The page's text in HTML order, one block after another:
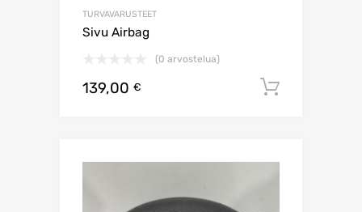
TURVAVARUSTEET
Sivu Airbag
(0 arvostelua)
139,00 €